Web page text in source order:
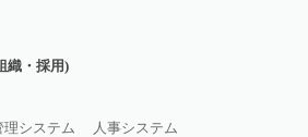
織・採用)
理システム
人事システム